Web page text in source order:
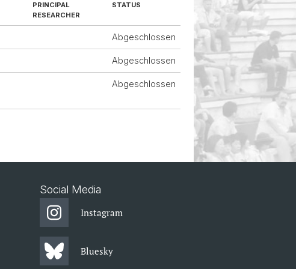
PRINCIPAL
RESEARCHER
STATUS
Abgeschlossen
Abgeschlossen
Abgeschlossen
Social Media
Instagram
Bluesky